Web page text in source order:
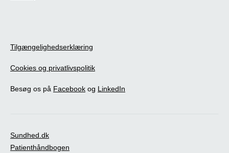
Tilgængelighedserklæring
Cookies og privatlivspolitik
Besøg os på Facebook og LinkedIn
Sundhed.dk
Patienthåndbogen